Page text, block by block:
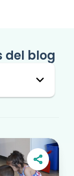
del blog